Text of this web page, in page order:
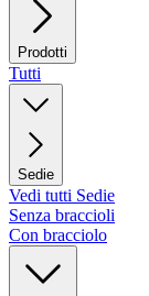
Prodotti
Tutti
Sedie
Vedi tutti Sedie
Senza braccioli
Con bracciolo